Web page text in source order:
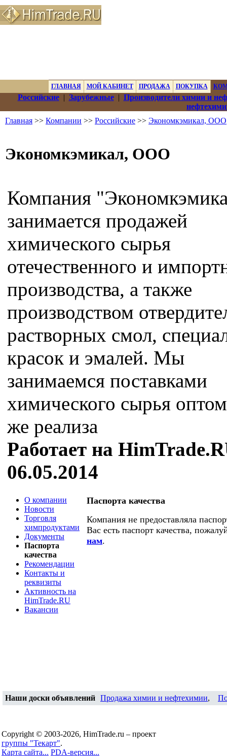
ГЛАВНАЯ МОЙ КАБИНЕТ ПРОДАЖА ПОКУПКА
Российские| Зарубежные| Производители химии и
Главная >> Компании >> Российские >> Экономкэмикал, ООО
Экономкэмикал, ООО
Компания
занимается продажей
химического сырья
отечественного и
производства, а также
производством
растворных смол,
красок и эмалей. Мы
занимаемся поставками
химического сырья
же реализа
Работает на
06.05.2014
О компании
Новости
Торговля
химпродуктами
Документы
Паспорта
качества
Рекомендации
Контакты и
реквизиты
Активность на
HimTrade.RU
Вакансии
Паспорта качества
Компания не предоставляла
Вас есть паспорт качества,
нам.
Наши доски объявлений Продажа химии и нефтехимии,
Copyright © 2003-2026, HimTrade.ru – проект
группы "Текарт".
Карта сайта... PDA-версия...